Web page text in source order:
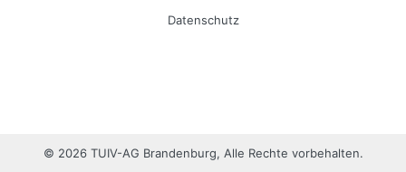
Datenschutz
© 2026 TUIV-AG Brandenburg, Alle Rechte vorbehalten.